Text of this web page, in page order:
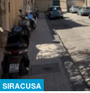
SIRACUSA